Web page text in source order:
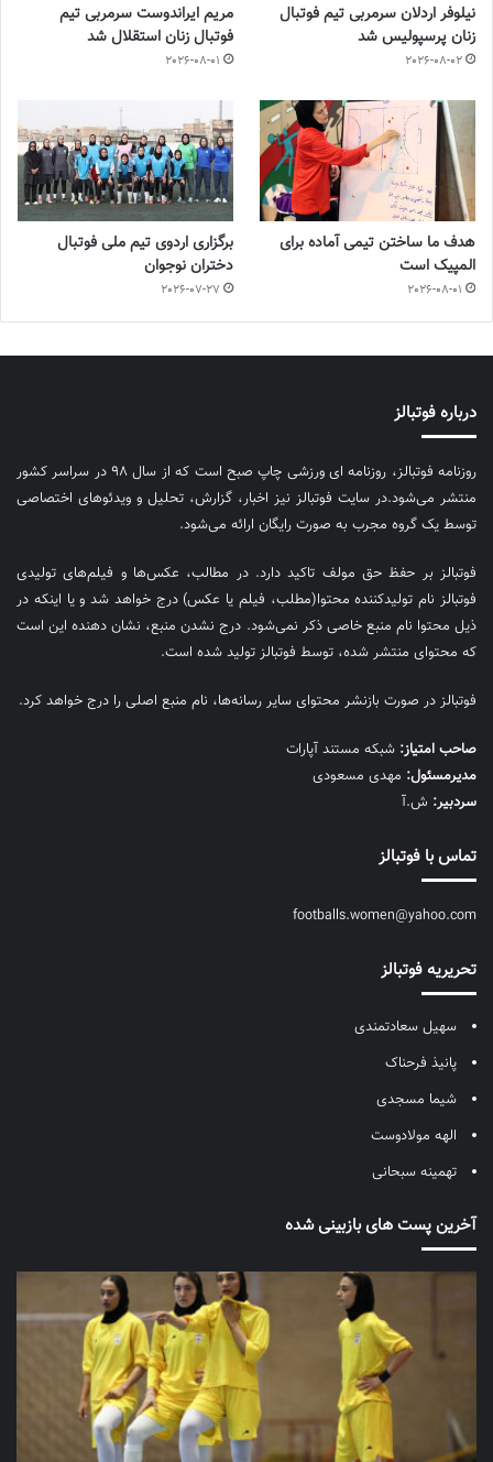
نیلوفر اردلان سرمربی تیم فوتبال
زنان پرسپولیس شد
2026-08-02
مریم ایراندوست سرمربی تیم
فوتبال زنان استقلال شد
2026-08-01
هدف ما ساختن تیمی آماده برای
المپیک است
2026-08-01
برگزاری اردوی تیم ملی فوتبال
دختران نوجوان
2026-07-27
درباره فوتبالز
روزنامه فوتبالز، روزنامه ای ورزشی چاپ صبح است که از سال ۹۸ در سراسر کشور
منتشر می‌شود.در سایت فوتبالز نیز اخبار، گزارش، تحلیل و ویدئوهای اختصاصی
توسط یک گروه مجرب به صورت رایگان ارائه می‌شود.
فوتبالز بر حفظ حق مولف تاکید دارد. در مطالب، عکس‌ها و فیلم‌های تولیدی
فوتبالز نام تولیدکننده محتوا(مطلب، فیلم یا عکس) درج خواهد شد و یا اینکه در
ذیل محتوا نام منبع خاصی ذکر نمی‌‎شود. درج نشدن منبع، نشان دهنده این است
که محتوای منتشر شده، توسط فوتبالز تولید شده است.
فوتبالز در صورت بازنشر محتوای سایر رسانه‌ها، نام منبع اصلی را درج خواهد کرد.
صاحب امتیاز: شبکه مستند آپارات
مديرمسئول: مهدی مسعودی
سردبیر: ش.آ
تماس با فوتبالز
footballs.women@yahoo.com
تحریریه فوتبالز
سهیل سعادتمندی
پانیذ فرحناک
شیما مسجدی
الهه مولادوست
تهمینه سبحانی
آخرین پست های بازبینی شده